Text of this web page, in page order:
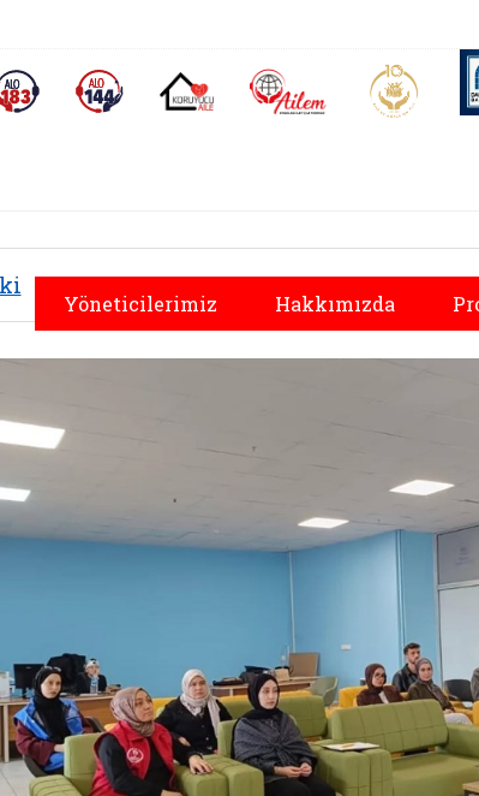
Sorular
Alo 183 (yeni sekmede açılır)Alo 144 (yeni sekmede açılır)Koruyucu Aile (yeni sekmede açılır)
AİLEM İletişim Aile ve
Yöneticilerimiz Hakkımızda